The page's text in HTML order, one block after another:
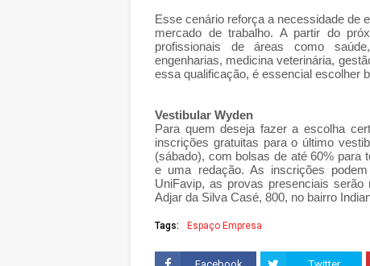
Esse cenário reforça a necessidade de
mercado de trabalho. A partir do
profissionais de áreas como
engenharias, medicina veterinária,
essa qualificação, é essencial escolher
Vestibular Wyden
Para quem deseja fazer a escolha
inscrições gratuitas para o último
(sábado), com bolsas de até 60% para
e uma redação. As inscrições
UniFavip, as provas presenciais serão
Adjar da Silva Casé, 800, no bairro
Tags: Espaço Empresa